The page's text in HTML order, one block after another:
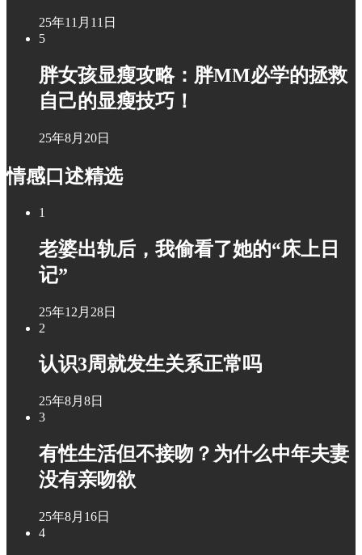
25年11月11日
5
胖女孩显瘦攻略：胖MM必学的拯救
自己的显瘦技巧！
25年8月20日
情感口述精选
1
老婆出轨后，我偷看了她的“床上日
记”
25年12月28日
2
认识3周就发生关系正常吗
25年8月8日
3
有性生活但不接吻？为什么中年夫妻
没有亲吻欲
25年8月16日
4